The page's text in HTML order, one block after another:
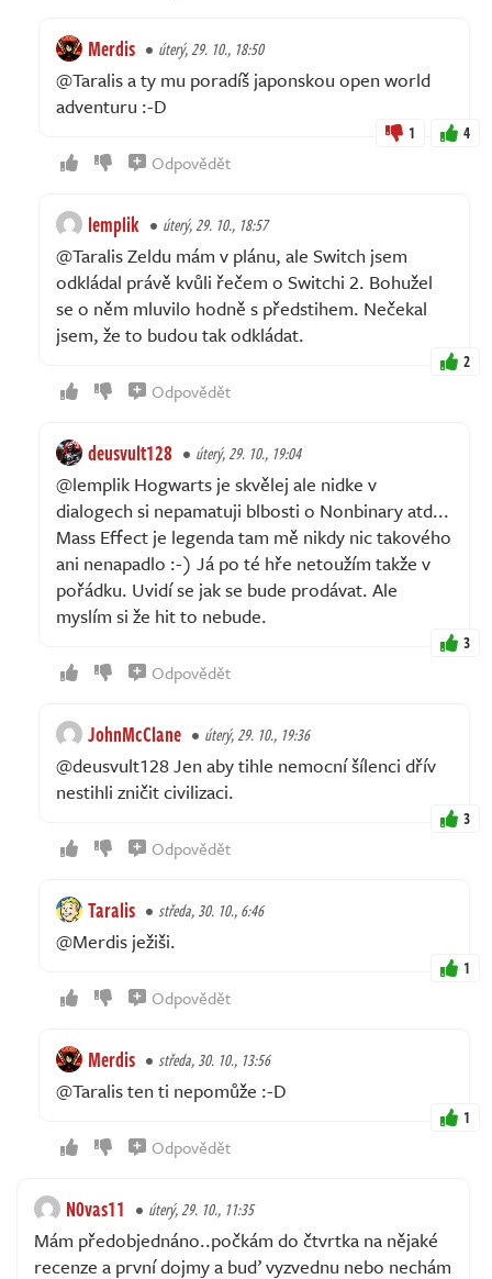
Merdis úterý, 29. 10., 18:50
@Taralis a ty mu poradíš japonskou open world
adventuru :⁠-⁠D
1 4
Odpovědět
lemplik úterý, 29. 10., 18:57
@Taralis Zeldu mám v plánu, ale Switch jsem
odkládal právě kvůli řečem o Switchi 2. Bohužel
se o něm mluvilo hodně s předstihem. Nečekal
jsem, že to budou tak odkládat.
2
Odpovědět
deusvult128 úterý, 29. 10., 19:04
@lemplik Hogwarts je skvělej ale nidke v
dialogech si nepamatuji blbosti o Nonbinary atd...
Mass Effect je legenda tam mě nikdy nic takového
ani nenapadlo :-) Já po té hře netoužím takže v
pořádku. Uvidí se jak se bude prodávat. Ale
myslím si že hit to nebude.
3
Odpovědět
JohnMcClane úterý, 29. 10., 19:36
@deusvult128 Jen aby tihle nemocní šílenci dřív
nestihli zničit civilizaci.
3
Odpovědět
Taralis středa, 30. 10., 6:46
@Merdis ježiši.
1
Odpovědět
Merdis středa, 30. 10., 13:56
@Taralis ten ti nepomůže :⁠-⁠D
1
Odpovědět
N0vas11 úterý, 29. 10., 11:35
Mám předobjednáno..počkám do čtvrtka na nějaké
recenze a první dojmy a buď vyzvednu nebo nechám